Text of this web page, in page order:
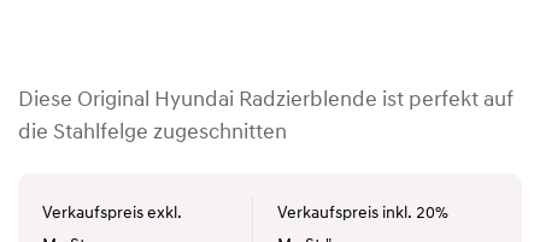
Diese Original Hyundai Radzierblende ist perfekt auf
die Stahlfelge zugeschnitten
Verkaufspreis exkl.
Verkaufspreis inkl. 20%